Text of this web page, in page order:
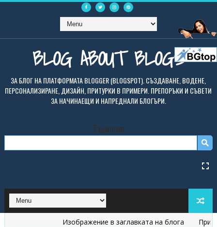
BLOG ABOUT BLOGS
ЗА БЛОГ НА ПЛАТФОРМАТА BLOGGER (BLOGSPOT). СЪЗДАВАНЕ, ВОДЕНЕ,
ПЕРСОНАЛИЗИРАНЕ, ДИЗАЙН, ПРИТУРКИ В ПРИМЕРИ. ПРЕПОРЪКИ И СЪВЕТИ
ЗА НАЧИНАЕЩИ И НАПРЕДНАЛИ БЛОГЪРИ.
Търсене
Изображение в заглавката на блога Признаци,